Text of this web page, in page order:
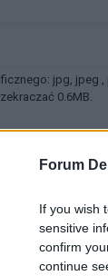
Forum
If you wish
sensitive
confirm
continue
jpg, jpeg ,
0.6MB.
o odpowiedzi